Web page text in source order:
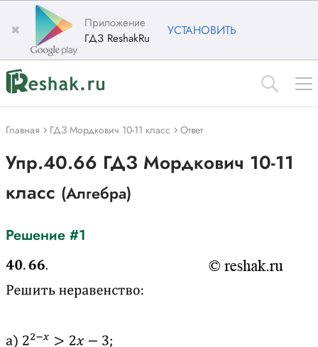
✖
Приложение
ГДЗ ReshakRu
УСТАНОВИТЬ
Главная ГДЗ Мордкович 10-11 класс Ответ
Упр.40.66 ГДЗ Мордкович 10-11
класс (Алгебра)
Решение #1